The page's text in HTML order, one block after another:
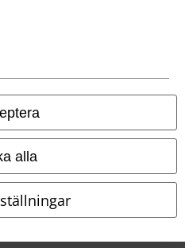
alla
tillkommer.
HGmbH